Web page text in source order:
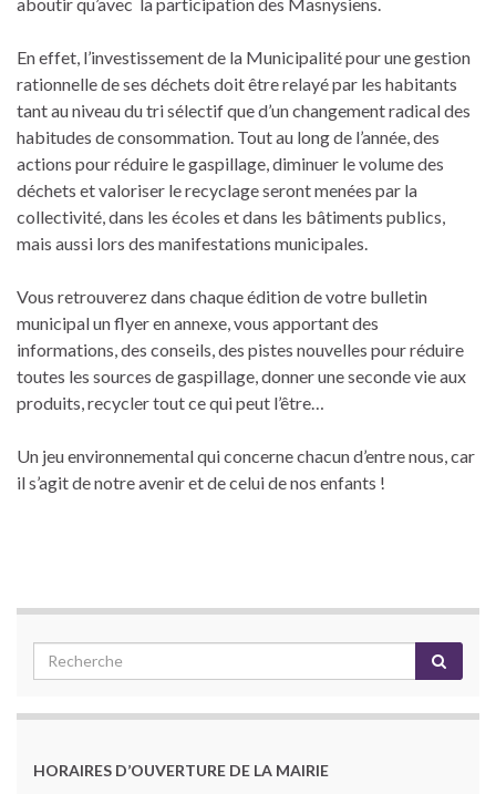
En effet, l’investissement de la Municipalité pour une gestion
rationnelle de ses déchets doit être relayé par les habitants
tant au niveau du tri sélectif que d’un changement radical des
habitudes de consommation. Tout au long de l’année, des
actions pour réduire le gaspillage, diminuer le volume des
déchets et valoriser le recyclage seront menées par la
collectivité, dans les écoles et dans les bâtiments publics,
mais aussi lors des manifestations municipales.
Vous retrouverez dans chaque édition de votre bulletin
municipal un flyer en annexe, vous apportant des
informations, des conseils, des pistes nouvelles pour réduire
toutes les sources de gaspillage, donner une seconde vie aux
produits, recycler tout ce qui peut l’être…
Un jeu environnemental qui concerne chacun d’entre nous, car
il s’agit de notre avenir et de celui de nos enfants !
HORAIRES D’OUVERTURE DE LA MAIRIE